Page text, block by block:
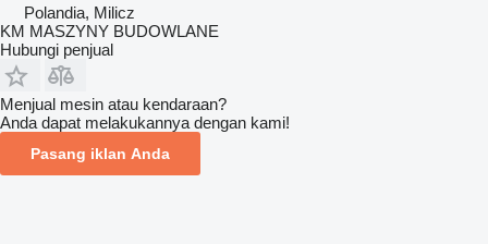
Polandia, Milicz
KM MASZYNY BUDOWLANE
Hubungi penjual
Menjual mesin atau kendaraan?
Anda dapat melakukannya dengan kami!
Pasang iklan Anda